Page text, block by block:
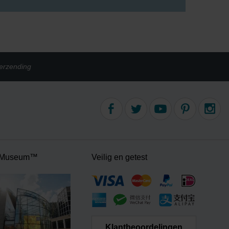
Veilig en getest